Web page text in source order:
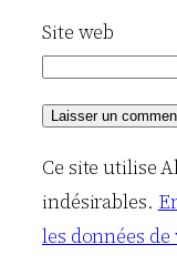
Site web
Ce site utilise
indésirables.
les données